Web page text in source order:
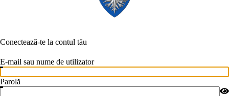
Conectează-te la contul tău
E-mail sau nume de utilizator
Parolă